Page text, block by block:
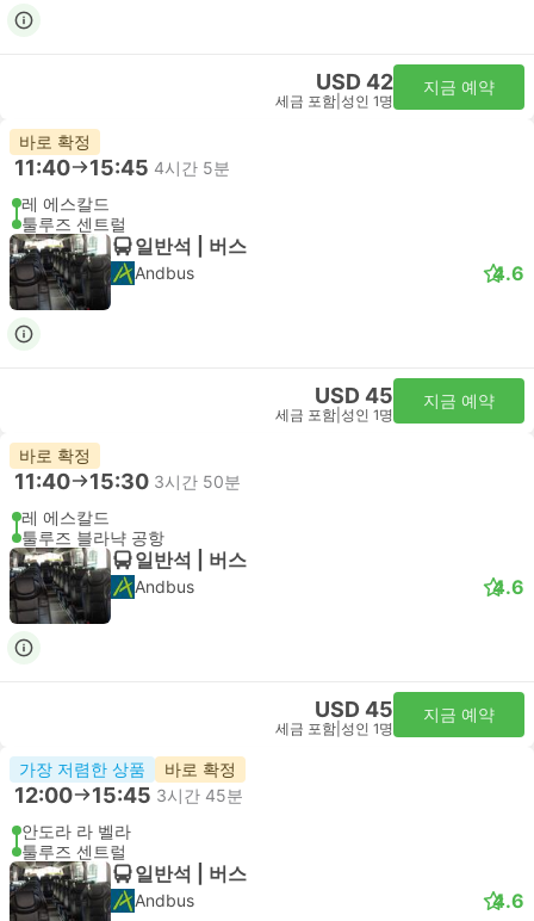
USD 42
세금 포함 성인 1명
지금 예약
바로 확정
11:40 15:45 4시간 5분
레 에스칼드
툴루즈 센트럴
일반석 | 버스
Andbus 4.6
USD 45
세금 포함 성인 1명
지금 예약
바로 확정
11:40 15:30 3시간 50분
레 에스칼드
툴루즈 블라냑 공항
일반석 | 버스
Andbus 4.6
USD 45
세금 포함 성인 1명
지금 예약
가장 저렴한 상품 바로 확정
12:00 15:45 3시간 45분
안도라 라 벨라
툴루즈 센트럴
일반석 | 버스
Andbus 4.6